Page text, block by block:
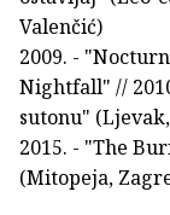
Valenčić)
2009. -
Nightfall" //
sutonu"
2015. - "The
(Mitopeja,